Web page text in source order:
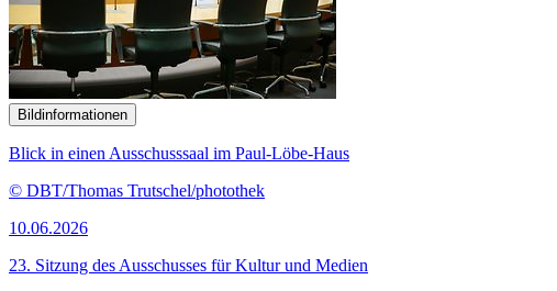
Bildinformationen
Blick in einen Ausschusssaal im Paul-Löbe-Haus
© DBT/Thomas Trutschel/photothek
10.06.2026
23. Sitzung des Ausschusses für Kultur und Medien